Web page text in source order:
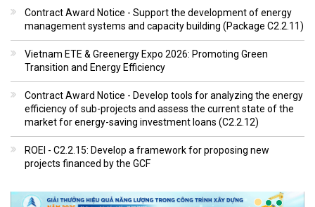
Contract Award Notice - Support the development of energy
management systems and capacity building (Package C2.2.11)
Vietnam ETE & Greenergy Expo 2026: Promoting Green
Transition and Energy Efficiency
Contract Award Notice - Develop tools for analyzing the energy
efficiency of sub-projects and assess the current state of the
market for energy-saving investment loans (C2.2.12)
ROEI - C2.2.15: Develop a framework for proposing new
projects financed by the GCF